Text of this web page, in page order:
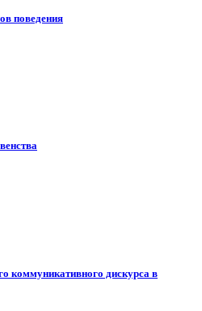
поведения
коммуникативного дискурса в